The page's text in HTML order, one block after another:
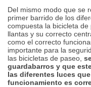
Del mismo modo que se
primer barrido de los
compuesta la bicicleta
llantas y su correcto
como el correcto
importante para la
las bicicletas de paseo,
guardabarros y que
las diferentes luces
funcionamiento es